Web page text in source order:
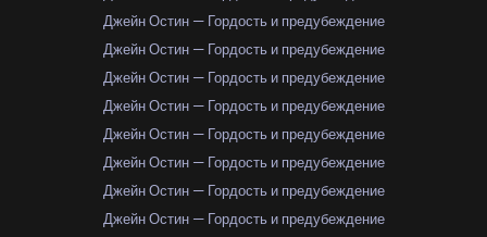
Джейн Остин — Гордость и предубеждение
Джейн Остин — Гордость и предубеждение
Джейн Остин — Гордость и предубеждение
Джейн Остин — Гордость и предубеждение
Джейн Остин — Гордость и предубеждение
Джейн Остин — Гордость и предубеждение
Джейн Остин — Гордость и предубеждение
Джейн Остин — Гордость и предубеждение